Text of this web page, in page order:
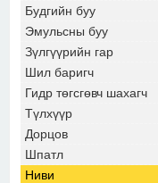
Будгийн буу
Эмульсны буу
Зүлгүүрийн гар
Шил баригч
Гидр төгсгөвч шахагч
Түлхүүр
Дорцов
Шпатл
Ниви